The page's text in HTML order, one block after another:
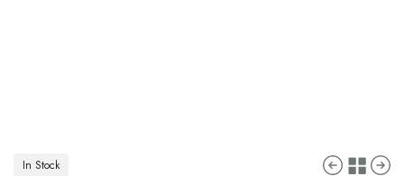
In Stock